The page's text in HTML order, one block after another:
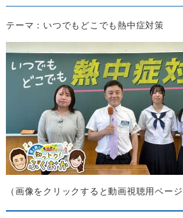
テーマ：いつでもどこでも熱中症対策
（画像をクリックすると動画視聴用ペー